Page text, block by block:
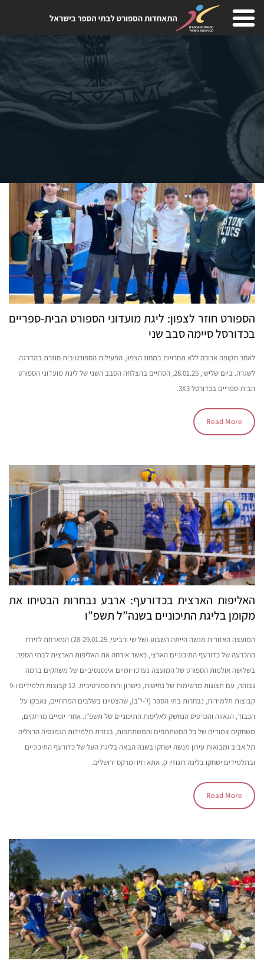
הספורט חוזר לצפון: ליגת מועדוני הספורט הבית-ספריים
בכדורסל סיימה סבב שני
לאחר תקופה ארוכה ללא תחרויות במחוז הצפון, הפעילות הספורטיבית חוזרת בהדרגה
לשגרה. ביום שלישי, 28.01.25, הסתיים בהצלחה הסבב השני של ליגת מועדוני הספורט
הבית-ספריים בכדורסל 3X3.
Read More
האליפות הארצית בכדורעף: ארבע נבחרות הבטיחו את
מקומן בליגת התיכוניים בשנה”ל תשפ”ו
המועצה האזורית מנשה הייתה השבוע (שלישי ורביעי, 28-29.01.25) המארחת לזירת
ההכרעה של כדורעף התיכוניים הארצי, כאשר אירחה את האליפות הארצית לבתי הספר.
בשלושה אולמות הספורט של המועצה נערכו יומיים אינטנסיביים של משחקים ברמה
גבוהה, עם תצוגות מרשימות של נחישות, כישרון ורוח ספורטיבית. 12 קבוצות תלמידים ו-9
קבוצות תלמידות, נבחרות בתי הספר (י’-י”ב), שהצטיינו בשלבים המחוזיים, נאבקו על
הכבוד, הגאווה והכרטיס הנחשק לאליפות התיכוניים של תשפ”ו. אחרי יומיים מרתקים,
משחקים צמודים של כל המשתתפים והמשתתפות, בגזרת תלמידות הגמנסיה הרצליה
תל אביב ומבואות עירון מנשה ישחקו בשנה הבאה בליגת העל של כדורעף התיכוניים
ובתלמידים ישחקו בליגה רוגוזין ק. אתא וזיו ומרקס ירושלים.
Read More